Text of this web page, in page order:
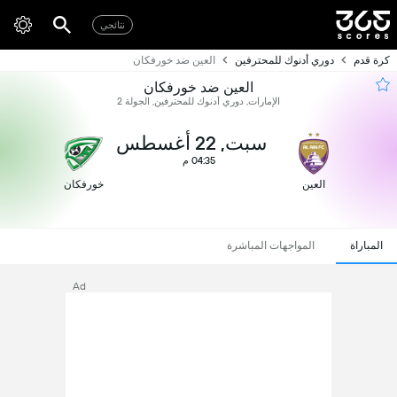
نتائجي
كرة قدم دوري أدنوك للمحترفين العين ضد خورفكان
العين ضد خورفكان
الإمارات, دوري أدنوك للمحترفين, الجولة 2
العين
سبت, 22 أغسطس
04:35 م
خورفكان
المباراة المواجهات المباشرة
Ad